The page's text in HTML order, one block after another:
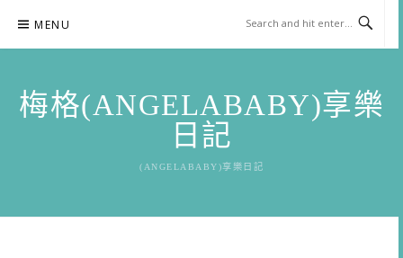
content
MENU
梅格(ANGELABABY)享樂
日記
(ANGELABABY)享樂日記